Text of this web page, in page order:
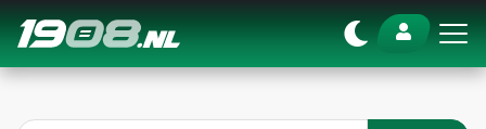
Navigation